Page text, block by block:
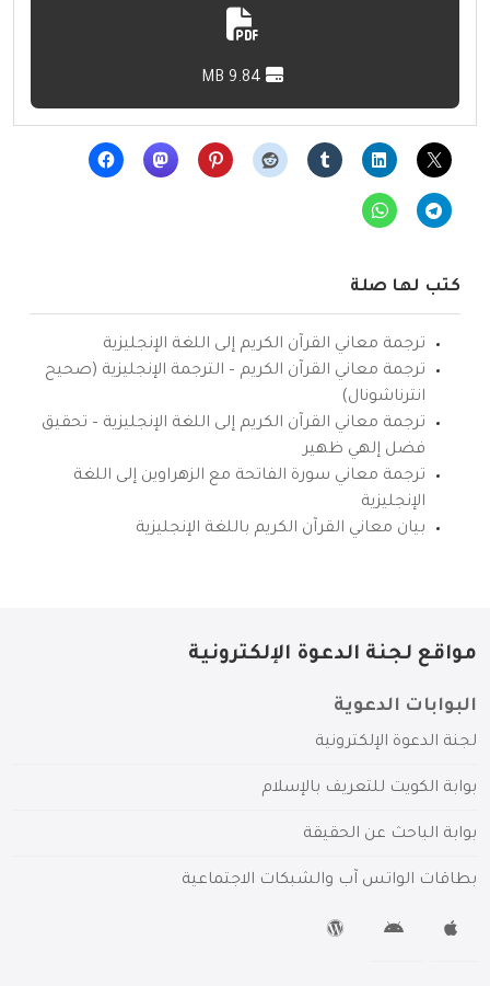
كتب لها صلة
ترجمة معاني القرآن الكريم إلى اللغة الإنجليزية
ترجمة معاني القرآن الكريم – الترجمة الإنجليزية (صحيح
انترناشونال)
ترجمة معاني القرآن الكريم إلى اللغة الإنجليزية – تحقيق
فضل إلهي ظهير
ترجمة معاني سورة الفاتحة مع الزهراوين إلى اللغة
الإنجليزية
بيان معاني القرآن الكريم باللغة الإنجليزية
مواقع لجنة الدعوة الإلكترونية
البوابات الدعوية
لجنة الدعوة الإلكترونية
بوابة الكويت للتعريف بالإسلام
بوابة الباحث عن الحقيقة
بطاقات الواتس آب والشبكات الاجتماعية